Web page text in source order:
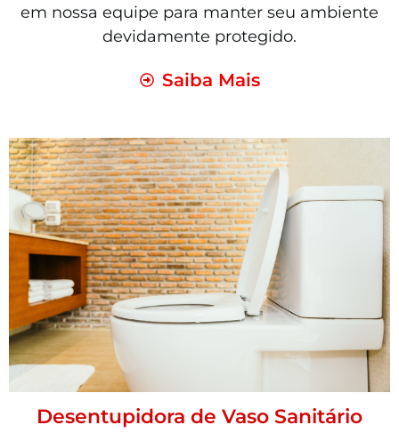
em nossa equipe para manter seu ambiente
devidamente protegido.
Saiba Mais
Desentupidora de Vaso Sanitário